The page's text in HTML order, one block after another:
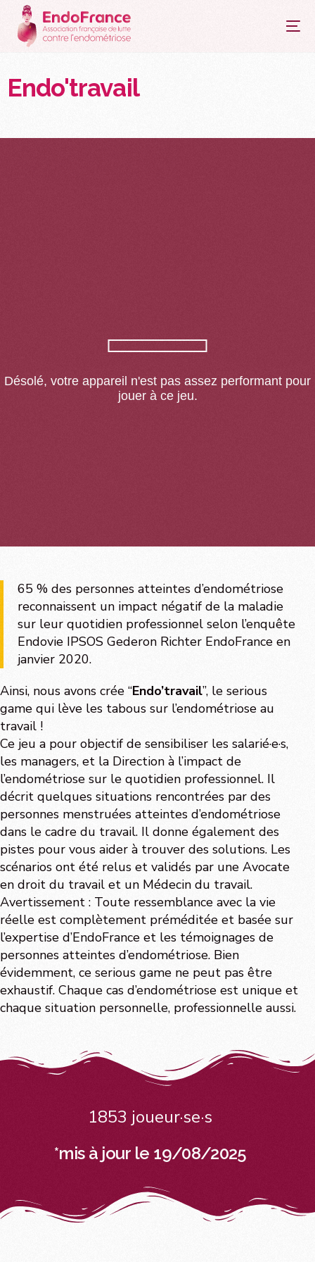
principal
Endo'travail
65 % des personnes atteintes d’endométriose
reconnaissent un impact négatif de la maladie
sur leur quotidien professionnel selon l’enquête
Endovie IPSOS Gederon Richter EndoFrance en
janvier 2020.
Ainsi, nous avons crée “Endo’travail”, le serious
game qui lève les tabous sur l’endométriose au
travail !
Ce jeu a pour objectif de sensibiliser les salarié·e·s,
les managers, et la Direction à l’impact de
l’endométriose sur le quotidien professionnel. Il
décrit quelques situations rencontrées par des
personnes menstruées atteintes d’endométriose
dans le cadre du travail. Il donne également des
pistes pour vous aider à trouver des solutions. Les
scénarios ont été relus et validés par une Avocate
en droit du travail et un Médecin du travail.
Avertissement : Toute ressemblance avec la vie
réelle est complètement préméditée et basée sur
l’expertise d’EndoFrance et les témoignages de
personnes atteintes d’endométriose. Bien
évidemment, ce serious game ne peut pas être
exhaustif. Chaque cas d’endométriose est unique et
chaque situation personnelle, professionnelle aussi.
1853 joueur·se·s
*mis à jour le 19/08/2025